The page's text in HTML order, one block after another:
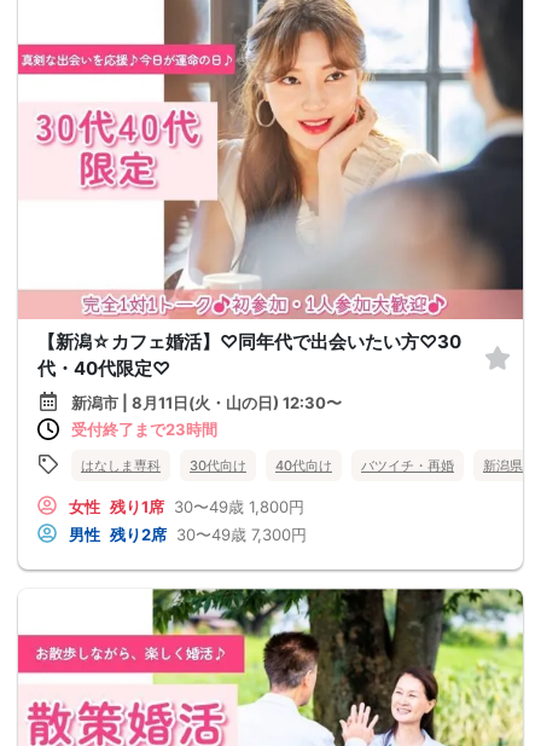
【新潟☆カフェ婚活】♡同年代で出会いたい方♡30
代・40代限定♡
新潟市 | 8月11日(火・山の日) 12:30〜
受付終了まで23時間
はなしま専科 30代向け 40代向け バツイチ・再婚 新潟県
女性 残り1席 30〜49歳 1,800円
男性 残り2席 30〜49歳 7,300円